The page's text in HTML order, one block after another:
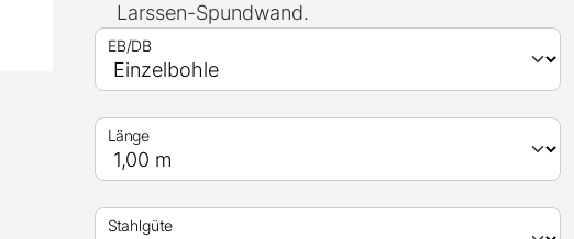
Larssen-Spundwand.
EB/DB
Länge
Stahlgüte